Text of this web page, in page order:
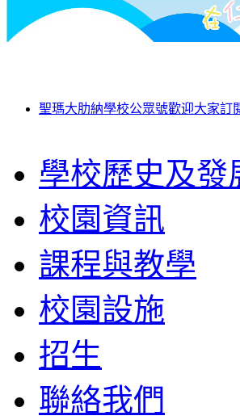
聖瑪大肋納學校公眾號歡迎大家訂
學校歷史及發
校園資訊
課程與教學
校園設施
招生
聯絡我們